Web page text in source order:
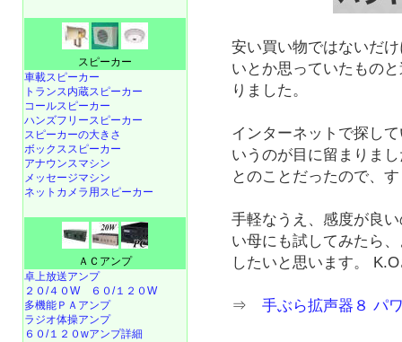
安い買い物ではないだ
いとか思っていたもの
りました。
インターネットで探し
いうのが目に留まりま
とのことだったので、
手軽なうえ、感度が良
い母にも試してみたら
したいと思います。
⇒手ぶら拡声器８ パ
スピーカー
車載スピーカー
トランス内蔵スピーカー
コールスピーカー
ハンズフリースピーカー
スピーカーの大きさ
ボックススピーカー
アナウンスマシン
メッセージマシン
ネットカメラ用スピーカー
ＡＣアンプ
卓上放送アンプ
２０/４０W
６０/１２０W
多機能ＰＡアンプ
ラジオ体操アンプ
６０/１２０wアンプ詳細